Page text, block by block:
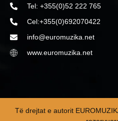
Tel: +355(0)52 222 765
Cel:+355(0)692070422
info@euromuzika.net
www.euromuzika.net
Të drejtat e autorit